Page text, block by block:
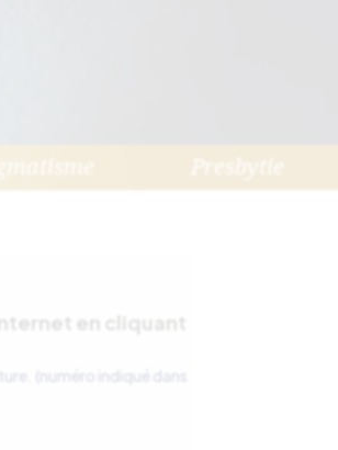
en cliquant
(numéro indiqué dans